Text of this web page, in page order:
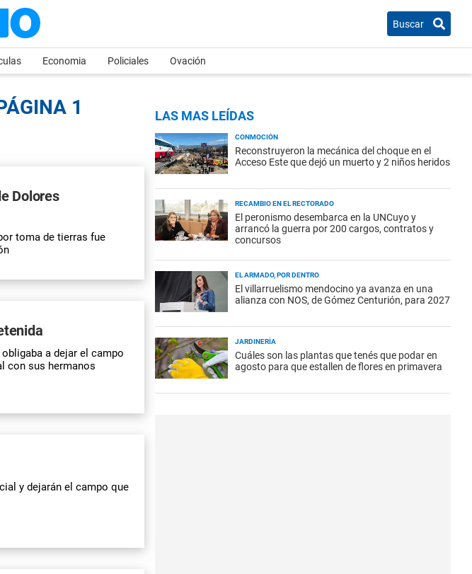
Buscar
Economia Policiales Ovación
1
Dolores
toma de tierras fue
a dejar el campo
con sus hermanos
y dejarán el campo que
LAS MAS LEÍDAS
CONMOCIÓN
Reconstruyeron la mecánica del choque en el
Acceso Este que dejó un muerto y 2 niños heridos
RECAMBIO EN EL RECTORADO
El peronismo desembarca en la UNCuyo y
arrancó la guerra por 200 cargos, contratos y
concursos
EL ARMADO, POR DENTRO
El villarruelismo mendocino ya avanza en una
alianza con NOS, de Gómez Centurión, para 2027
JARDINERÍA
Cuáles son las plantas que tenés que podar en
agosto para que estallen de flores en primavera